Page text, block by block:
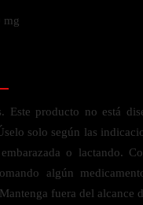
mg
Este producto no está
solo según las
o lactando.
algún
fuera del alcance